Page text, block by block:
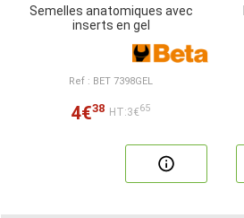
Semelles anatomiques avec
inserts en gel
Ref : BET 7398GEL
4€38 HT:3€65